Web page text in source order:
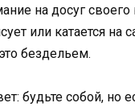
на досуг
или катается на
бездельем.
будьте собой, но